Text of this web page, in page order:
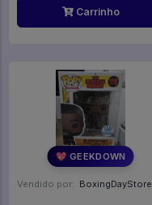
Carrinho
💖 GEEKDOWN
Vendido por: BoxingDayStore - GO